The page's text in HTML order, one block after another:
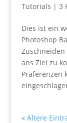
Tutorials | 3
Dies ist ein
Photoshop
ans Ziel zu
Präferenzen
« Ältere